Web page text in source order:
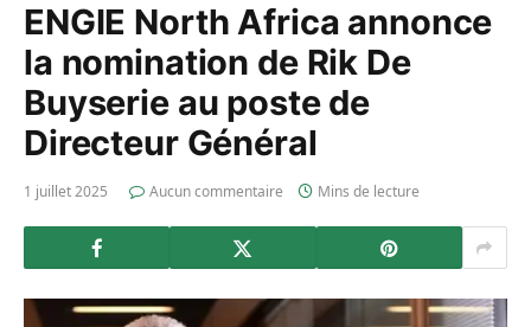
ENGIE North Africa annonce
la nomination de Rik De
Buyserie au poste de
Directeur Général
1 juillet 2025 Aucun commentaire Mins de lecture